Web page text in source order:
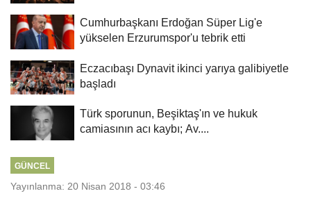
Cumhurbaşkanı Erdoğan Süper Lig'e
yükselen Erzurumspor'u tebrik etti
Eczacıbaşı Dynavit ikinci yarıya galibiyetle
başladı
Türk sporunun, Beşiktaş'ın ve hukuk
camiasının acı kaybı; Av....
GÜNCEL
Yayınlanma: 20 Nisan 2018 - 03:46